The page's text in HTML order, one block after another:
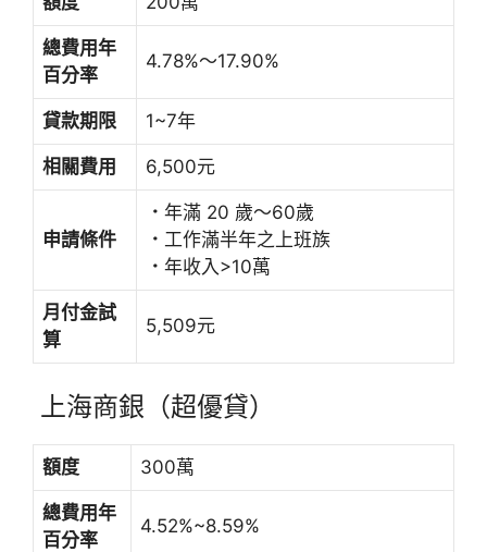
總費用年
百分率
4.78%～17.90%
貸款期限 1~7年
相關費用 6,500元
申請條件
． 年滿 20 歲～60歲
． 工作滿半年之上班族
． 年收入>10萬
月付金試
算
5,509元
上海商銀（超優貸）
額度 300萬
總費用年
百分率
4.52%~8.59%